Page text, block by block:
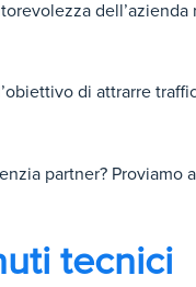
dell’azienda
di attrarre
partner? Proviamo
tecnici